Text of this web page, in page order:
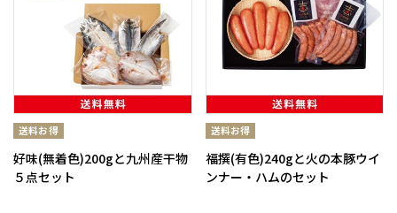
好味(無着色)200gと九州産干物
５点セット
福撰(有色)240gと火の本豚ウイ
ンナー・ハムのセット